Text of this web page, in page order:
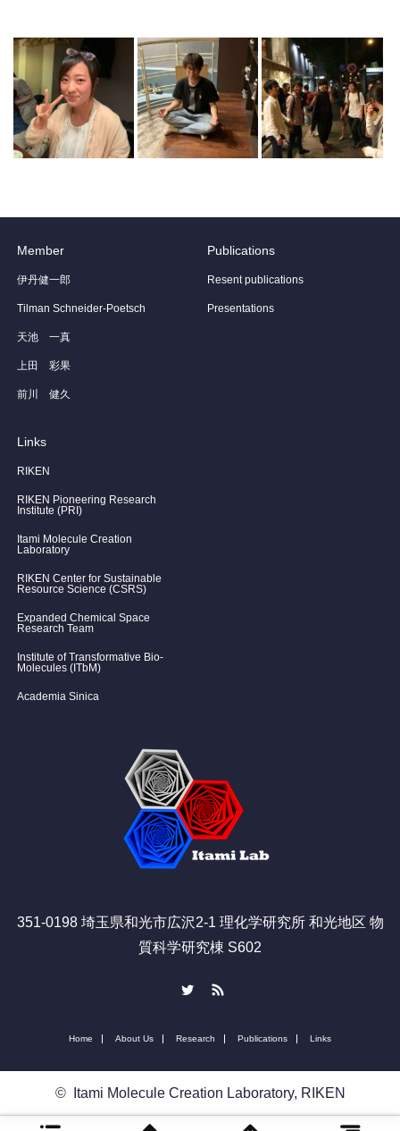
Member
伊丹健一郎
Tilman Schneider-Poetsch
天池 一真
上田 彩果
前川 健久
Publications
Resent publications
Presentations
Links
RIKEN
RIKEN Pioneering Research
Institute (PRI)
Itami Molecule Creation
Laboratory
RIKEN Center for Sustainable
Resource Science (CSRS)
Expanded Chemical Space
Research Team
Institute of Transformative Bio-
Molecules (ITbM)
Academia Sinica
351-0198 埼玉県和光市広沢2-1 理化学研究所 和光地区 物
質科学研究棟 S602
Home About Us Research Publications Links
© Itami Molecule Creation Laboratory, RIKEN